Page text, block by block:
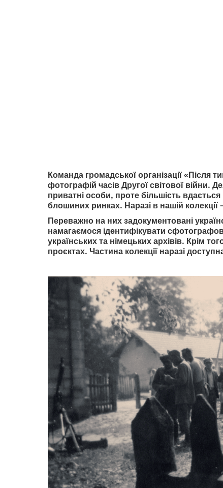
Команда громадської організації «Після
фотографій часів Другої світової війни.
приватні особи, проте більшість
блошиних ринках. Наразі в нашій
Переважно на них задокументовані
намагаємося ідентифікувати
українських та німецьких архівів. Крім
проєктах. Частина колекції наразі